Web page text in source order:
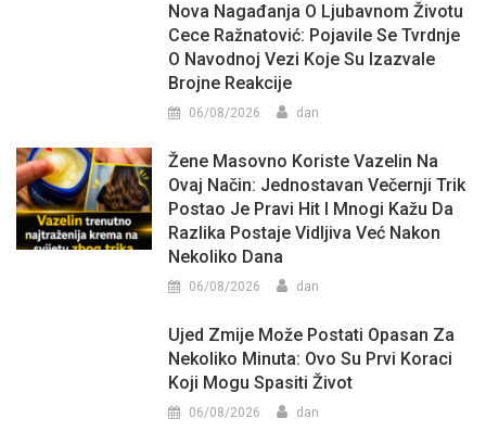
Nova Nagađanja O Ljubavnom Životu
Cece Ražnatović: Pojavile Se Tvrdnje
O Navodnoj Vezi Koje Su Izazvale
Brojne Reakcije
06/08/2026 dan
Žene Masovno Koriste Vazelin Na
Ovaj Način: Jednostavan Večernji Trik
Postao Je Pravi Hit I Mnogi Kažu Da
Razlika Postaje Vidljiva Već Nakon
Nekoliko Dana
06/08/2026 dan
Ujed Zmije Može Postati Opasan Za
Nekoliko Minuta: Ovo Su Prvi Koraci
Koji Mogu Spasiti Život
06/08/2026 dan